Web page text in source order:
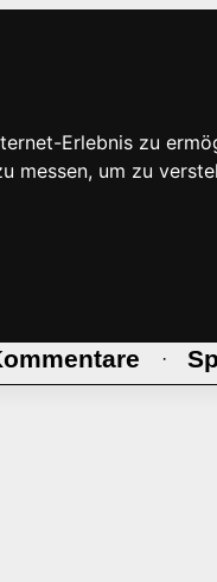
Erlebnis zu
messen, um zu
·